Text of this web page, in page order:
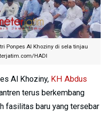
Ponpes Al Khoziny di sela tinjau
HADI
Al Khoziny, KH Abdus
terus berkembang
fasilitas baru yang tersebar